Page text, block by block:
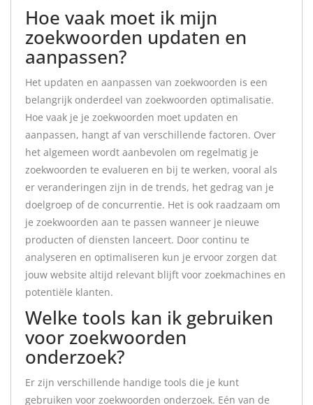
Hoe vaak moet ik mijn
zoekwoorden updaten en
aanpassen?
Het updaten en aanpassen van zoekwoorden is een
belangrijk onderdeel van zoekwoorden optimalisatie.
Hoe vaak je je zoekwoorden moet updaten en
aanpassen, hangt af van verschillende factoren. Over
het algemeen wordt aanbevolen om regelmatig je
zoekwoorden te evalueren en bij te werken, vooral als
er veranderingen zijn in de trends, het gedrag van je
doelgroep of de concurrentie. Het is ook raadzaam om
je zoekwoorden aan te passen wanneer je nieuwe
producten of diensten lanceert. Door continu te
analyseren en optimaliseren kun je ervoor zorgen dat
jouw website altijd relevant blijft voor zoekmachines en
potentiële klanten.
Welke tools kan ik gebruiken
voor zoekwoorden
onderzoek?
Er zijn verschillende handige tools die je kunt
gebruiken voor zoekwoorden onderzoek. Eén van de